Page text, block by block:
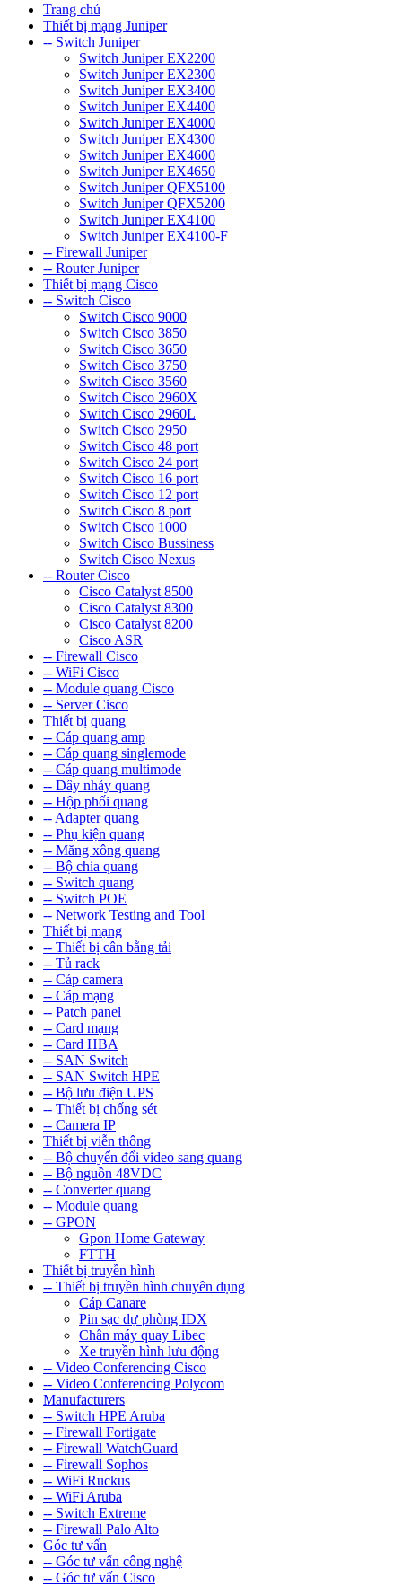
Trang chủ
Thiết bị mạng Juniper
-- Switch Juniper
Switch Juniper EX2200
Switch Juniper EX2300
Switch Juniper EX3400
Switch Juniper EX4400
Switch Juniper EX4000
Switch Juniper EX4300
Switch Juniper EX4600
Switch Juniper EX4650
Switch Juniper QFX5100
Switch Juniper QFX5200
Switch Juniper EX4100
Switch Juniper EX4100-F
-- Firewall Juniper
-- Router Juniper
Thiết bị mạng Cisco
-- Switch Cisco
Switch Cisco 9000
Switch Cisco 3850
Switch Cisco 3650
Switch Cisco 3750
Switch Cisco 3560
Switch Cisco 2960X
Switch Cisco 2960L
Switch Cisco 2950
Switch Cisco 48 port
Switch Cisco 24 port
Switch Cisco 16 port
Switch Cisco 12 port
Switch Cisco 8 port
Switch Cisco 1000
Switch Cisco Bussiness
Switch Cisco Nexus
-- Router Cisco
Cisco Catalyst 8500
Cisco Catalyst 8300
Cisco Catalyst 8200
Cisco ASR
-- Firewall Cisco
-- WiFi Cisco
-- Module quang Cisco
-- Server Cisco
Thiết bị quang
-- Cáp quang amp
-- Cáp quang singlemode
-- Cáp quang multimode
-- Dây nhảy quang
-- Hộp phối quang
-- Adapter quang
-- Phụ kiện quang
-- Măng xông quang
-- Bộ chia quang
-- Switch quang
-- Switch POE
-- Network Testing and Tool
Thiết bị mạng
-- Thiết bị cân bằng tải
-- Tủ rack
-- Cáp camera
-- Cáp mạng
-- Patch panel
-- Card mạng
-- Card HBA
-- SAN Switch
-- SAN Switch HPE
-- Bộ lưu điện UPS
-- Thiết bị chống sét
-- Camera IP
Thiết bị viễn thông
-- Bộ chuyển đổi video sang quang
-- Bộ nguồn 48VDC
-- Converter quang
-- Module quang
-- GPON
Gpon Home Gateway
FTTH
Thiết bị truyền hình
-- Thiết bị truyền hình chuyên dụng
Cáp Canare
Pin sạc dự phòng IDX
Chân máy quay Libec
Xe truyền hình lưu động
-- Video Conferencing Cisco
-- Video Conferencing Polycom
Manufacturers
-- Switch HPE Aruba
-- Firewall Fortigate
-- Firewall WatchGuard
-- Firewall Sophos
-- WiFi Ruckus
-- WiFi Aruba
-- Switch Extreme
-- Firewall Palo Alto
Góc tư vấn
-- Góc tư vấn công nghệ
-- Góc tư vấn Cisco